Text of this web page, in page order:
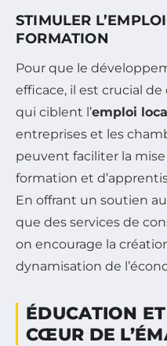
STIMULER
FORMATION
Pour que le
efficace, il est crucial
qui ciblent l’emploi
entreprises et les
peuvent faciliter la
formation et
En offrant un soutien
que des services de
on encourage la
dynamisation de
ÉDUCATION
CŒUR DE